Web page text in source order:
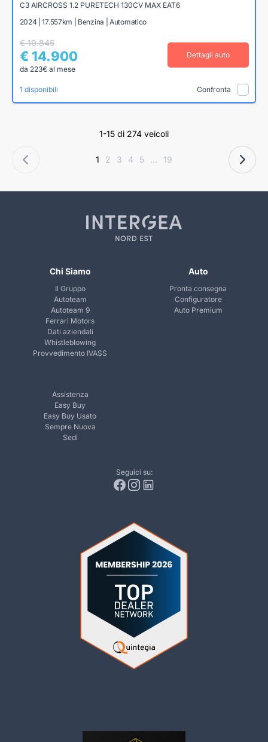
C3 AIRCROSS 1.2 PURETECH 130CV MAX EAT6
2024 | 17.557km | Benzina | Automatico
€ 19.845
€ 14.900
da 223€ al mese
Dettagli auto
1 disponibili Confronta
1-15 di 274 veicoli
1 2 3 4 5 ... 19
Chi Siamo
Il Gruppo
Autoteam
Autoteam 9
Ferrari Motors
Dati aziendali
Whistleblowing
Provvedimento IVASS
Auto
Pronta consegna
Configuratore
Auto Premium
Assistenza
Easy Buy
Easy Buy Usato
Sempre Nuova
Sedi
Seguici su: